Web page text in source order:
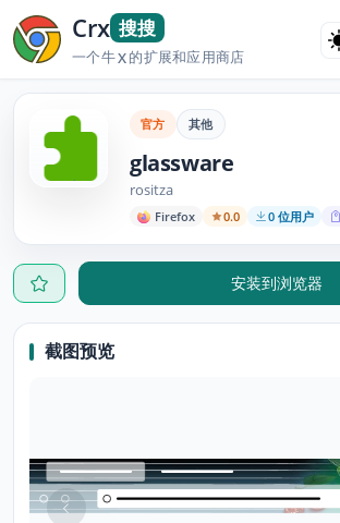
Crx 搜搜
一个牛X的扩展和应用商店
官方 其他
glassware
rositza
Firefox 0.0 0 位用户
安装到浏览器
截图预览